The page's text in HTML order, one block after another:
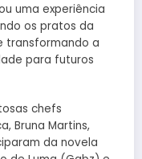
uma experiência
os pratos da
transformando a
para futuros
chefs
Bruna Martins,
da novela